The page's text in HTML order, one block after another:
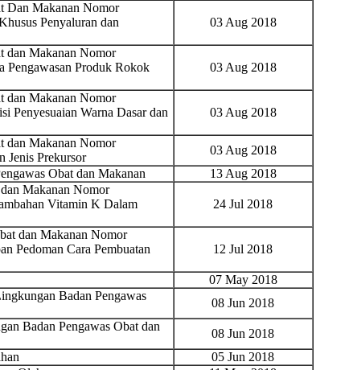
Dan Makanan Nomor
Penyaluran dan
03 Aug 2018
dan Makanan Nomor
Pengawasan Produk Rokok
03 Aug 2018
dan Makanan Nomor
Penyesuaian Warna Dasar dan
03 Aug 2018
dan Makanan Nomor
Jenis Prekursor
03 Aug 2018
Obat dan Makanan 13 Aug 2018
Makanan Nomor
Vitamin K Dalam
24 Jul 2018
dan Makanan Nomor
Pedoman Cara Pembuatan
12 Jul 2018
07 May 2018
Badan Pengawas
08 Jun 2018
Badan Pengawas Obat dan
08 Jun 2018
05 Jun 2018